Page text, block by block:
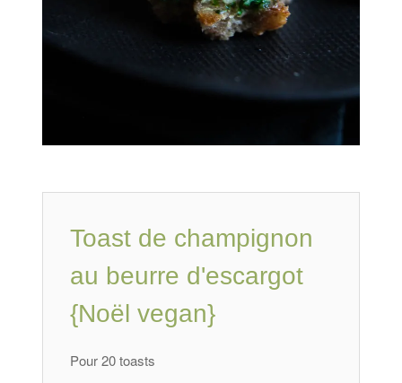
Toast de champignon
au beurre d'escargot
{Noël vegan}
Pour 20 toasts